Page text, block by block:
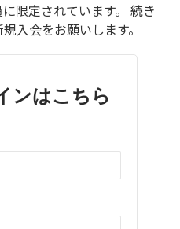
限定されています。 続き
入会をお願いします。
ンはこちら